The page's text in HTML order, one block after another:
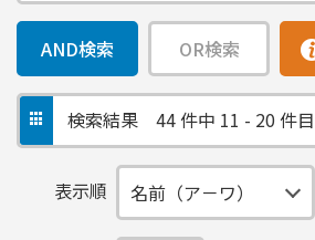
AND検索 OR検索
検索結果 44 件中 11 - 20 件目
表示順